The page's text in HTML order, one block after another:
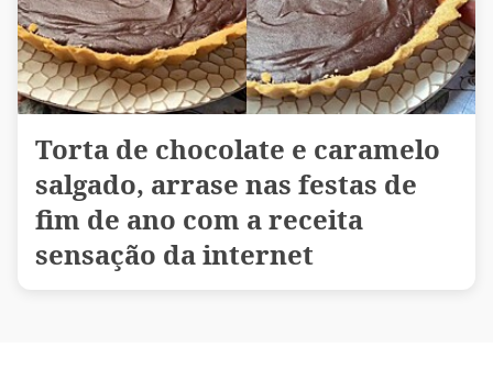
Torta de chocolate e caramelo
salgado, arrase nas festas de
fim de ano com a receita
sensação da internet